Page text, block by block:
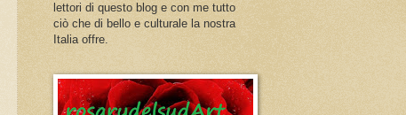
lettori di questo blog e con me tutto
ciò che di bello e culturale la nostra
Italia offre.